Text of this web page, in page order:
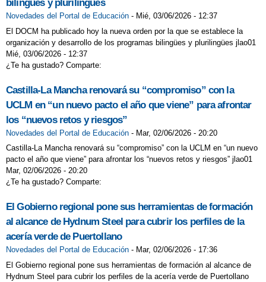
bilingües y plurilingües
Novedades del Portal de Educación - Mié, 03/06/2026 - 12:37
El DOCM ha publicado hoy la nueva orden por la que se establece la
organización y desarrollo de los programas bilingües y plurilingües jlao01
Mié, 03/06/2026 - 12:37
¿Te ha gustado? Comparte:
Castilla-La Mancha renovará su “compromiso” con la
UCLM en “un nuevo pacto el año que viene” para afrontar
los “nuevos retos y riesgos”
Novedades del Portal de Educación - Mar, 02/06/2026 - 20:20
Castilla-La Mancha renovará su “compromiso” con la UCLM en “un nuevo
pacto el año que viene” para afrontar los “nuevos retos y riesgos” jlao01
Mar, 02/06/2026 - 20:20
¿Te ha gustado? Comparte:
El Gobierno regional pone sus herramientas de formación
al alcance de Hydnum Steel para cubrir los perfiles de la
acería verde de Puertollano
Novedades del Portal de Educación - Mar, 02/06/2026 - 17:36
El Gobierno regional pone sus herramientas de formación al alcance de
Hydnum Steel para cubrir los perfiles de la acería verde de Puertollano